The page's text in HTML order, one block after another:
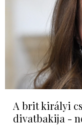
A brit királyi
divatbakija -